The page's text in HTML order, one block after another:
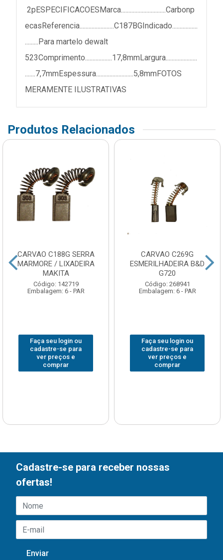
2pESPECIFICACOESMarca..............................Carbonp
ecasReferencia.......................C187BGIndicado.................
.........Para martelo dewalt
523Comprimento..................17,8mmLargura.....................
.......7,7mmEspessura.........................5,8mmFOTOS
MERAMENTE ILUSTRATIVAS
Produtos Relacionados
CARVAO C188G SERRA
MARMORE / LIXADEIRA
MAKITA
Código: 142719
Embalagem: 6 - PAR
Faça seu login ou
cadastre-se para
ver preços e
comprar
CARVAO C269G
ESMERILHADEIRA B&D
G720
Código: 268941
Embalagem: 6 - PAR
Faça seu login ou
cadastre-se para
ver preços e
comprar
Cadastre-se para receber nossas
ofertas!